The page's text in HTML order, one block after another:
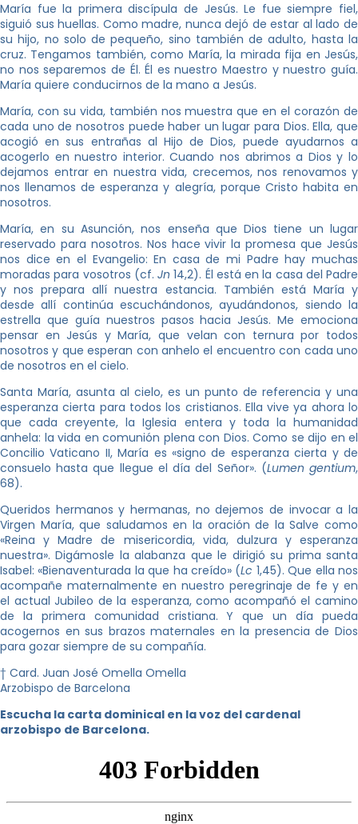
María fue la primera discípula de Jesús. Le fue siempre fiel,
siguió sus huellas. Como madre, nunca dejó de estar al lado de
su hijo, no solo de pequeño, sino también de adulto, hasta la
cruz. Tengamos también, como María, la mirada fija en Jesús,
no nos separemos de Él. Él es nuestro Maestro y nuestro guía.
María quiere conducirnos de la mano a Jesús.
María, con su vida, también nos muestra que en el corazón de
cada uno de nosotros puede haber un lugar para Dios. Ella, que
acogió en sus entrañas al Hijo de Dios, puede ayudarnos a
acogerlo en nuestro interior. Cuando nos abrimos a Dios y lo
dejamos entrar en nuestra vida, crecemos, nos renovamos y
nos llenamos de esperanza y alegría, porque Cristo habita en
nosotros.
María, en su Asunción, nos enseña que Dios tiene un lugar
reservado para nosotros. Nos hace vivir la promesa que Jesús
nos dice en el Evangelio: En casa de mi Padre hay muchas
moradas para vosotros (cf. Jn 14,2). Él está en la casa del Padre
y nos prepara allí nuestra estancia. También está María y
desde allí continúa escuchándonos, ayudándonos, siendo la
estrella que guía nuestros pasos hacia Jesús. Me emociona
pensar en Jesús y María, que velan con ternura por todos
nosotros y que esperan con anhelo el encuentro con cada uno
de nosotros en el cielo.
Santa María, asunta al cielo, es un punto de referencia y una
esperanza cierta para todos los cristianos. Ella vive ya ahora lo
que cada creyente, la Iglesia entera y toda la humanidad
anhela: la vida en comunión plena con Dios. Como se dijo en el
Concilio Vaticano II, María es «signo de esperanza cierta y de
consuelo hasta que llegue el día del Señor». (Lumen gentium,
68).
Queridos hermanos y hermanas, no dejemos de invocar a la
Virgen María, que saludamos en la oración de la Salve como
«Reina y Madre de misericordia, vida, dulzura y esperanza
nuestra». Digámosle la alabanza que le dirigió su prima santa
Isabel: «Bienaventurada la que ha creído» (Lc 1,45). Que ella nos
acompañe maternalmente en nuestro peregrinaje de fe y en
el actual Jubileo de la esperanza, como acompañó el camino
de la primera comunidad cristiana. Y que un día pueda
acogernos en sus brazos maternales en la presencia de Dios
para gozar siempre de su compañía.
† Card. Juan José Omella Omella
Arzobispo de Barcelona
Escucha la carta dominical en la voz del cardenal
arzobispo de Barcelona.